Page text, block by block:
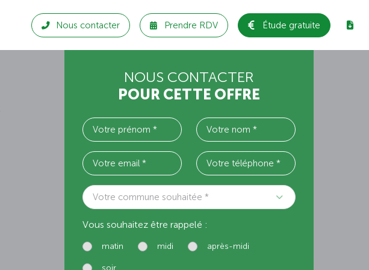
Nous contacter Prendre RDV Étude gratuite
NOUS CONTACTER
POUR CETTE OFFRE
Votre commune souhaitée *
Vous souhaitez être rappelé :
matin midi après-midi